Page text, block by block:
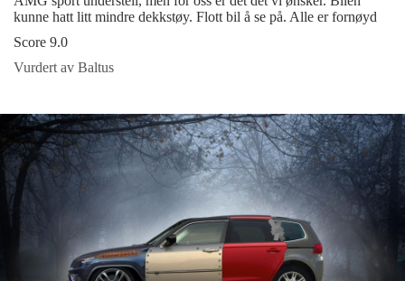
kunne hatt litt mindre dekkstøy. Flott bil å se på. Alle er fornøyd
Score 9.0
Vurdert av Baltus